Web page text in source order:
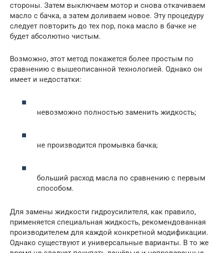
стороны. Затем выключаем мотор и снова откачиваем
масло с бачка, а затем доливаем новое. Эту процедуру
следует повторить до тех пор, пока масло в бачке не
будет абсолютно чистым.
Возможно, этот метод покажется более простым по
сравнению с вышеописанной технологией. Однако он
имеет и недостатки:
невозможно полностью заменить жидкость;
не производится промывка бачка;
больший расход масла по сравнению с первым
способом.
Для замены жидкости гидроусилителя, как правило,
применяется специальная жидкость, рекомендованная
производителем для каждой конкретной модификации.
Однако существуют и универсальные варианты. В то же